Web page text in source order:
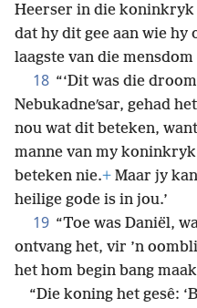
Heerser in die koninkryk
dat hy dit gee aan wie hy
laagste van die
18 “‘Dit was die
Nebukadneʹsar, gehad
nou wat dit beteken,
manne van my
beteken nie.+ Maar jy
heilige gode is in jou.’
19 “Toe was Daniël,
ontvang het, vir ’n
het hom begin bang
“Die koning het gesê: